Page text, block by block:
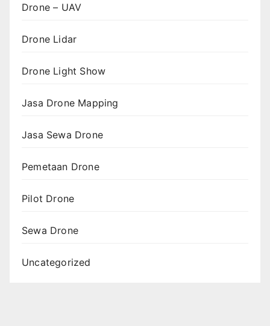
Drone – UAV
Drone Lidar
Drone Light Show
Jasa Drone Mapping
Jasa Sewa Drone
Pemetaan Drone
Pilot Drone
Sewa Drone
Uncategorized